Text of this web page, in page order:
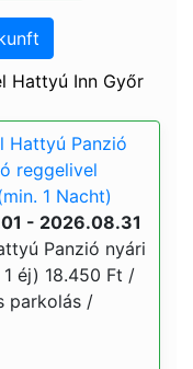
Hattyú Inn Győr
Panzió
reggelivel
1 Nacht)
- 2026.08.31
Panzió nyári
éj) 18.450 Ft /
parkolás /